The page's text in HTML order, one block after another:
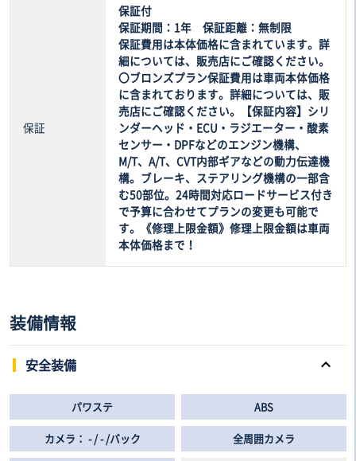
保証
保証付
保証期間：1年 保証距離：無制限
保証費用は本体価格に含まれています。詳
細については、販売店にご確認ください。
〇ブロンズプラン保証費用は車両本体価格
に含まれております。詳細については、販
売店にご確認ください。【保証内容】シリ
ンダーヘッド・ECU・ラジエーター・酸素
センサー・DPFなどのエンジン機構、
M/T、A/T、CVT内部ギアなどの動力伝達機
構。ブレーキ、ステアリング機構の一部含
む50部位。24時間対応ロードサービス付き
で予算に合わせてプランの変更も可能で
す。《修理上限金額》修理上限金額は車両
本体価格まで！
装備情報
安全装備
パワステ ABS
カメラ： - / - /バック 全周囲カメラ